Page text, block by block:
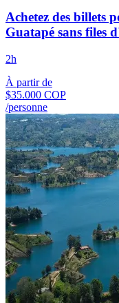
Achetez des billets
Guatapé sans files
2h
À partir de
$35.000 COP
/personne